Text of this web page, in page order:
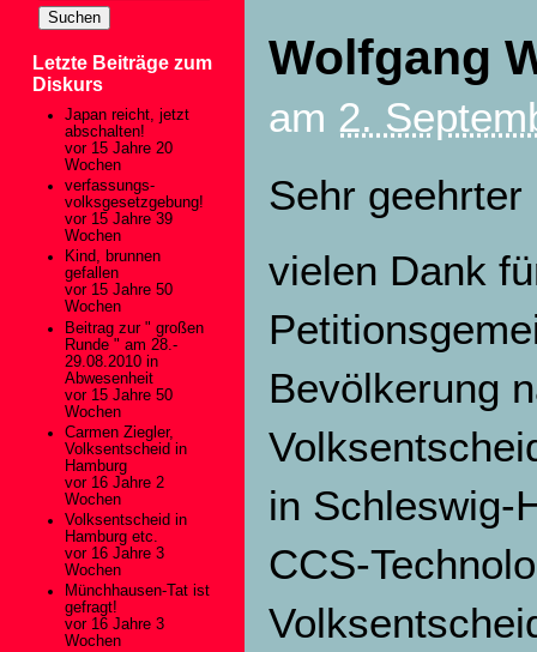
Letzte Beiträge zum
Diskurs
Japan reicht, jetzt
abschalten!
vor 15 Jahre 20
Wochen
verfassungs-
volksgesetzgebung!
vor 15 Jahre 39
Wochen
Kind, brunnen
gefallen
vor 15 Jahre 50
Wochen
Beitrag zur " großen
Runde " am 28.-
29.08.2010 in
Abwesenheit
vor 15 Jahre 50
Wochen
Carmen Ziegler,
Volksentscheid in
Hamburg
vor 16 Jahre 2
Wochen
Volksentscheid in
Hamburg etc.
vor 16 Jahre 3
Wochen
Münchhausen-Tat ist
gefragt!
vor 16 Jahre 3
Wochen
Wolfgang
am 2.
Sehr
vielen Dank
Bevölkerung
in Schleswig-
CCS-